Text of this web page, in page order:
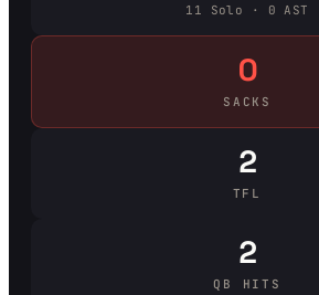
11 Solo · 0 AST
0
SACKS
2
TFL
2
QB HITS